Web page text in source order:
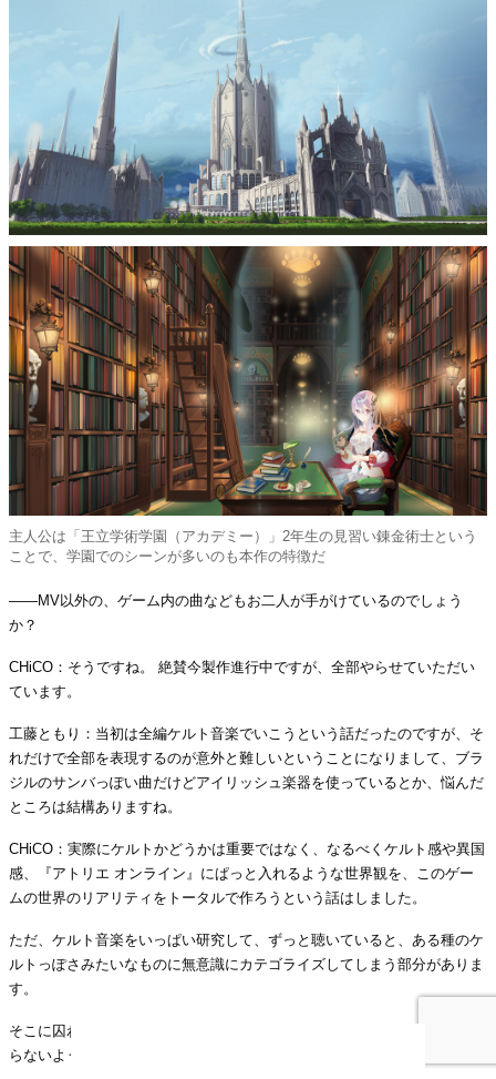
主人公は「王立学術学園（アカデミー）」2年生の見習い錬金術士という
ことで、学園でのシーンが多いのも本作の特徴だ
――MV以外の、ゲーム内の曲などもお二人が手がけているのでしょう
か？
CHiCO：そうですね。 絶賛今製作進行中ですが、全部やらせていただい
ています。
工藤ともり：当初は全編ケルト音楽でいこうという話だったのですが、そ
れだけで全部を表現するのが意外と難しいということになりまして、ブラ
ジルのサンバっぽい曲だけどアイリッシュ楽器を使っているとか、悩んだ
ところは結構ありますね。
CHiCO：実際にケルトかどうかは重要ではなく、なるべくケルト感や異国
感、『アトリエ オンライン』にぱっと入れるような世界観を、このゲー
ムの世界のリアリティをトータルで作ろうという話はしました。
ただ、ケルト音楽をいっぱい研究して、ずっと聴いていると、ある種のケ
ルトっぽさみたいなものに無意識にカテゴライズしてしまう部分がありま
す。
そこに囚われすぎてしまうと、音楽が狭くなってしまうと思って、そうな
らないようにすることに苦労しました。